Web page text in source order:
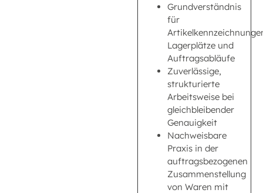
Grundverständnis
für
Lagerplätze und
Auftragsabläufe
Zuverlässige,
strukturierte
Arbeitsweise bei
gleichbleibender
Genauigkeit
Nachweisbare
Praxis in der
auftragsbezogenen
Zusammenstellung
von Waren mit